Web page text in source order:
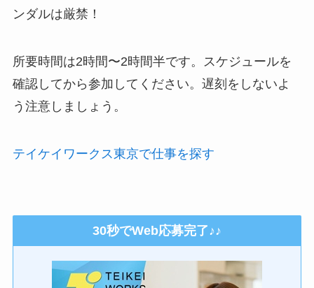
ンダルは厳禁！
所要時間は2時間〜2時間半です。スケジュールを
確認してから参加してください。遅刻をしないよ
う注意しましょう。
テイケイワークス東京で仕事を探す
30秒でWeb応募完了♪♪